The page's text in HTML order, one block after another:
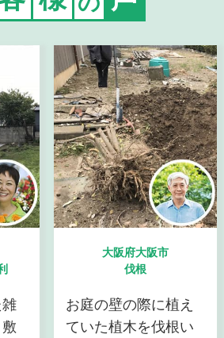
大阪府大阪市
伐根
お庭の壁の際に植え
ていた植木を伐根い